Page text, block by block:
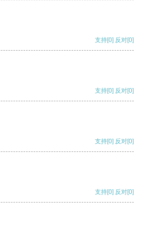
支持[0] 反对[0]
支持[0] 反对[0]
支持[0] 反对[0]
支持[0] 反对[0]